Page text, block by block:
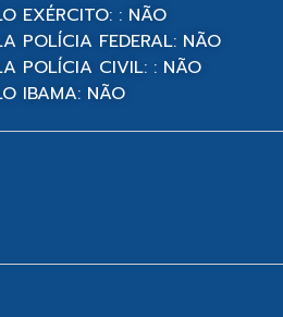
EXÉRCITO: : NÃO
POLÍCIA FEDERAL: NÃO
POLÍCIA CIVIL: : NÃO
IBAMA: NÃO